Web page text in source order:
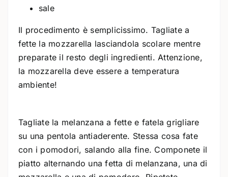
sale
Il procedimento è semplicissimo. Tagliate a
fette la mozzarella lasciandola scolare mentre
preparate il resto degli ingredienti. Attenzione,
la mozzarella deve essere a temperatura
ambiente!
Tagliate la melanzana a fette e fatela grigliare
su una pentola antiaderente. Stessa cosa fate
con i pomodori, salando alla fine. Componete il
piatto alternando una fetta di melanzana, una di